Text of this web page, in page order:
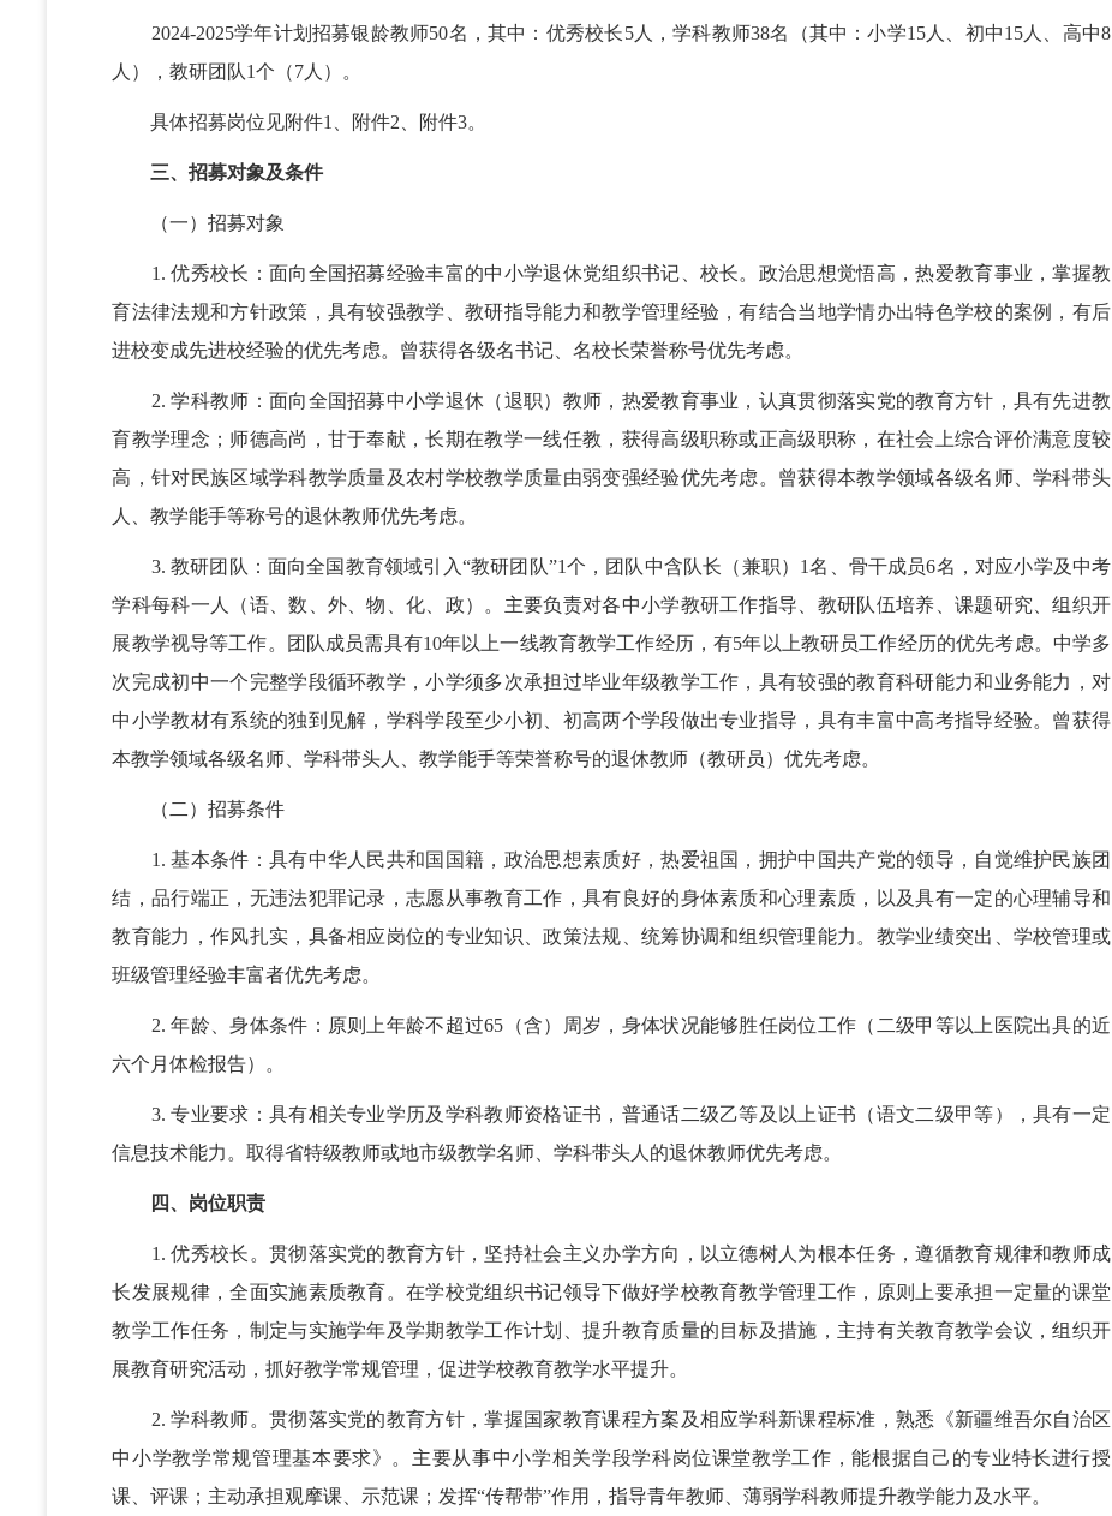
2024-2025学年计划招募银龄教师50名，其中：优秀校长5人，学科教师38名（其中：小学15人、初中15人、高中8
人），教研团队1个（7人）。
具体招募岗位见附件1、附件2、附件3。
三、招募对象及条件
（一）招募对象
1. 优秀校长：面向全国招募经验丰富的中小学退休党组织书记、校长。政治思想觉悟高，热爱教育事业，掌握教
育法律法规和方针政策，具有较强教学、教研指导能力和教学管理经验，有结合当地学情办出特色学校的案例，有后
进校变成先进校经验的优先考虑。曾获得各级名书记、名校长荣誉称号优先考虑。
2. 学科教师：面向全国招募中小学退休（退职）教师，热爱教育事业，认真贯彻落实党的教育方针，具有先进教
育教学理念；师德高尚，甘于奉献，长期在教学一线任教，获得高级职称或正高级职称，在社会上综合评价满意度较
高，针对民族区域学科教学质量及农村学校教学质量由弱变强经验优先考虑。曾获得本教学领域各级名师、学科带头
人、教学能手等称号的退休教师优先考虑。
3. 教研团队：面向全国教育领域引入“教研团队”1个，团队中含队长（兼职）1名、骨干成员6名，对应小学及中考
学科每科一人（语、数、外、物、化、政）。主要负责对各中小学教研工作指导、教研队伍培养、课题研究、组织开
展教学视导等工作。团队成员需具有10年以上一线教育教学工作经历，有5年以上教研员工作经历的优先考虑。中学多
次完成初中一个完整学段循环教学，小学须多次承担过毕业年级教学工作，具有较强的教育科研能力和业务能力，对
中小学教材有系统的独到见解，学科学段至少小初、初高两个学段做出专业指导，具有丰富中高考指导经验。曾获得
本教学领域各级名师、学科带头人、教学能手等荣誉称号的退休教师（教研员）优先考虑。
（二）招募条件
1. 基本条件：具有中华人民共和国国籍，政治思想素质好，热爱祖国，拥护中国共产党的领导，自觉维护民族团
结，品行端正，无违法犯罪记录，志愿从事教育工作，具有良好的身体素质和心理素质，以及具有一定的心理辅导和
教育能力，作风扎实，具备相应岗位的专业知识、政策法规、统筹协调和组织管理能力。教学业绩突出、学校管理或
班级管理经验丰富者优先考虑。
2. 年龄、身体条件：原则上年龄不超过65（含）周岁，身体状况能够胜任岗位工作（二级甲等以上医院出具的近
六个月体检报告）。
3. 专业要求：具有相关专业学历及学科教师资格证书，普通话二级乙等及以上证书（语文二级甲等），具有一定
信息技术能力。取得省特级教师或地市级教学名师、学科带头人的退休教师优先考虑。
四、岗位职责
1. 优秀校长。贯彻落实党的教育方针，坚持社会主义办学方向，以立德树人为根本任务，遵循教育规律和教师成
长发展规律，全面实施素质教育。在学校党组织书记领导下做好学校教育教学管理工作，原则上要承担一定量的课堂
教学工作任务，制定与实施学年及学期教学工作计划、提升教育质量的目标及措施，主持有关教育教学会议，组织开
展教育研究活动，抓好教学常规管理，促进学校教育教学水平提升。
2. 学科教师。贯彻落实党的教育方针，掌握国家教育课程方案及相应学科新课程标准，熟悉《新疆维吾尔自治区
中小学教学常规管理基本要求》。主要从事中小学相关学段学科岗位课堂教学工作，能根据自己的专业特长进行授
课、评课；主动承担观摩课、示范课；发挥“传帮带”作用，指导青年教师、薄弱学科教师提升教学能力及水平。
20260807